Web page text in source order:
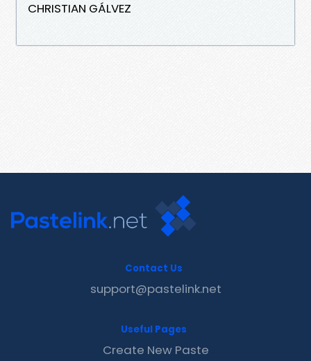
CHRISTIAN GÁLVEZ
Contact Us
support@pastelink.net
Useful Pages
Create New Paste